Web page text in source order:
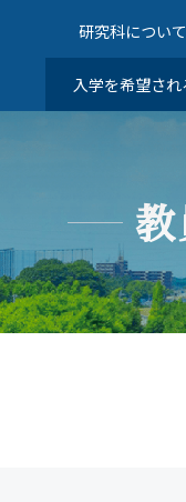
研究科につい
入学を希望さ